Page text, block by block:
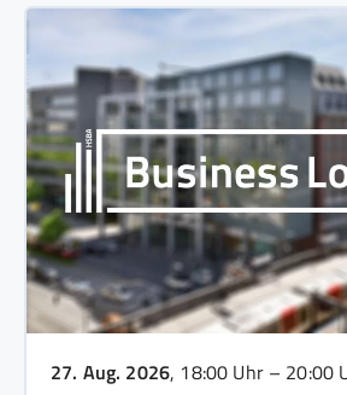
27. Aug. 2026, 18:00 Uhr – 20:00